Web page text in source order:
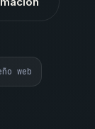
web